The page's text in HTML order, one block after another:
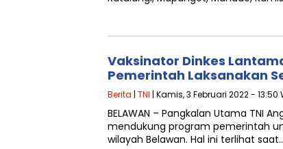
Vaksinator Dinkes
Pemerintah Laksanakan
Berita | TNI | Kamis, 3 Februari 2022 - 13:50
BELAWAN – Pangkalan Utama TNI
mendukung program pemerintah
wilayah Belawan. Hal ini terlihat